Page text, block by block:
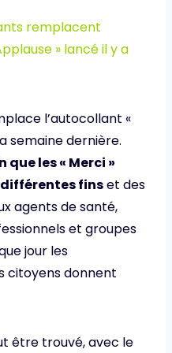
remplacent
» lancé il y a
l’autocollant «
semaine dernière.
que les « Merci »
finset des
agents de santé,
et groupes
jour les
citoyens donnent
être trouvé, avec le